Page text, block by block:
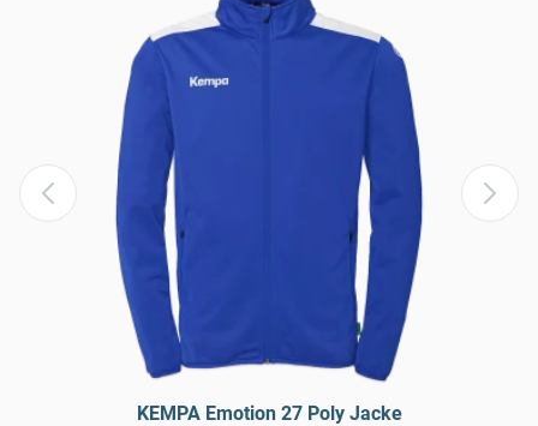
KEMPA Emotion 27 Poly Jacke